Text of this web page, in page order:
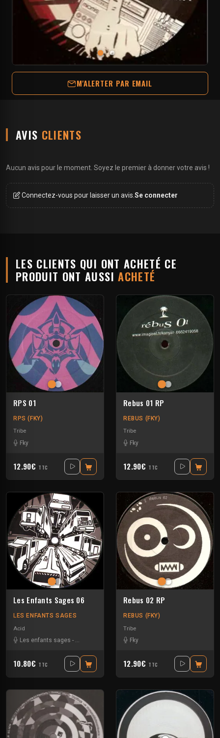
M'ALERTER PAR EMAIL
AVIS CLIENTS
Aucun avis pour le moment. Soyez le premier à donner votre avis !
Connectez-vous pour laisser un avis. Se connecter
LES CLIENTS QUI ONT ACHETÉ CE
PRODUIT ONT AUSSIACHETÉ
RPS 01
RPS (FKY)
Tribe
Fky
12.90€ TTC
Rebus 01 RP
REBUS (FKY)
Tribe
Fky
12.90€ TTC
Les Enfants Sages 06
LES ENFANTS SAGES
Acid
Les enfants sages - Octodred
10.80€ TTC
Rebus 02 RP
REBUS (FKY)
Tribe
Fky
12.90€ TTC